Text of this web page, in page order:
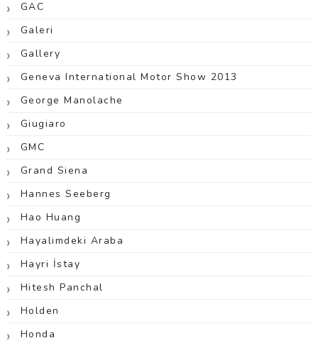
GAC
Galeri
Gallery
Geneva International Motor Show 2013
George Manolache
Giugiaro
GMC
Grand Siena
Hannes Seeberg
Hao Huang
Hayalimdeki Araba
Hayri İstay
Hitesh Panchal
Holden
Honda